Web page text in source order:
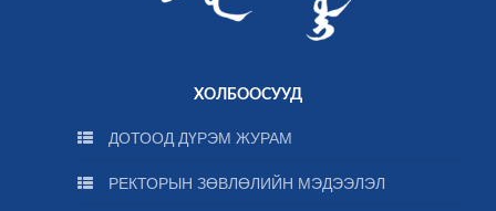
ХОЛБООСУУД
ДОТООД ДҮРЭМ ЖУРАМ
РЕКТОРЫН ЗӨВЛӨЛИЙН МЭДЭЭЛЭЛ